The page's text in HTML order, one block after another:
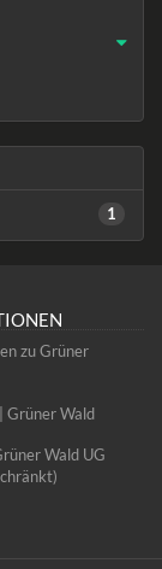
1
zu Grüner
Grüner Wald
Wald UG